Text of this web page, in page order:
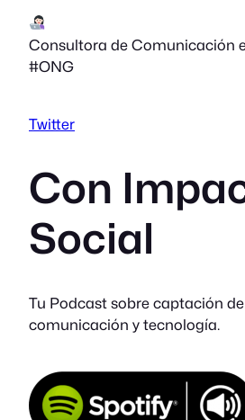
Consultora de Comunicación
#ONG
Twitter
Con
Social
Tu Podcast sobre captación
comunicación y tecnología.